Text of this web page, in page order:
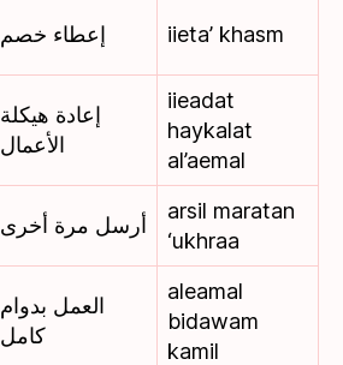
إعطاء خصم iieta’ khasm
إعادة هيكلة
الأعمال
iieadat
haykalat
al’aemal
أرسل مرة أخرى
arsil maratan
‘ukhraa
العمل بدوام
كامل
aleamal
bidawam
kamil